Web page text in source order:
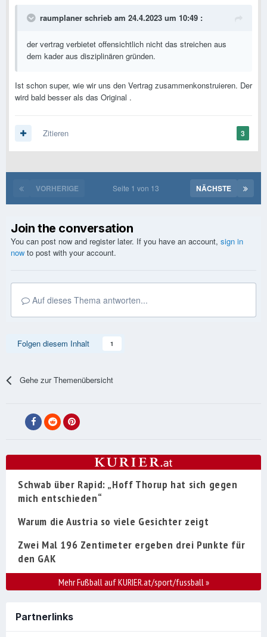
raumplaner schrieb am 24.4.2023 um 10:49 :
der vertrag verbietet offensichtlich nicht das streichen aus
dem kader aus disziplinären gründen.
Ist schon super, wie wir uns den Vertrag zusammenkonstruieren. Der
wird bald besser als das Original .
3
Zitieren
VORHERIGE NÄCHSTE
Seite 1 von 13
Join the conversation
You can post now and register later. If you have an account, sign in
now to post with your account.
Auf dieses Thema antworten...
Folgen diesem Inhalt 1
Gehe zur Themenübersicht
Schwab über Rapid: „Hoff Thorup hat sich gegen
mich entschieden“
Warum die Austria so viele Gesichter zeigt
Zwei Mal 196 Zentimeter ergeben drei Punkte für
den GAK
Mehr Fußball auf KURIER.at/sport/fussball»
Partnerlinks